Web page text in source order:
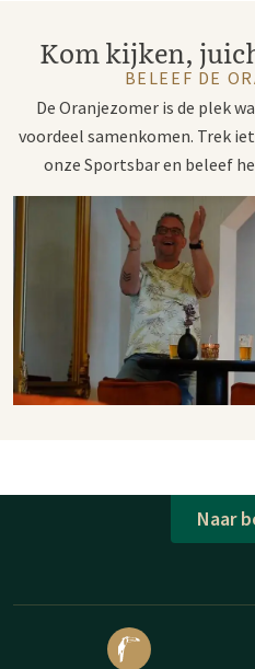
Kom kijken,
BELEEF DE
De Oranjezomer is de plek
voordeel samenkomen. Trek
onze Sportsbar en beleef
Naar